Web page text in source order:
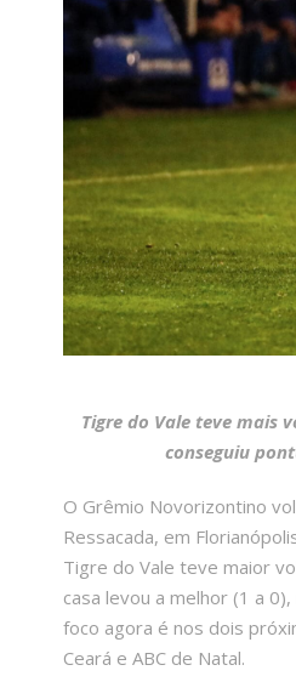
Tigre do Vale teve mais
conseguiu
O Grêmio Novorizontino
Ressacada, em
Tigre do Vale teve maior
casa levou a melhor (1 a
foco agora é nos dois
Ceará e ABC de Natal.